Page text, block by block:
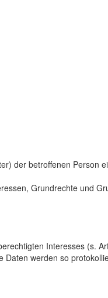
der betroffenen Person
Grundrechte und
Interesses (s.
Daten werden so